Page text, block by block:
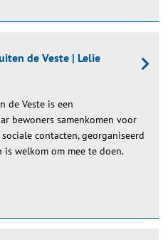
de Veste | Lelie
de Veste is een
bewoners samenkomen voor
contacten, georganiseerd
is welkom om mee te doen.